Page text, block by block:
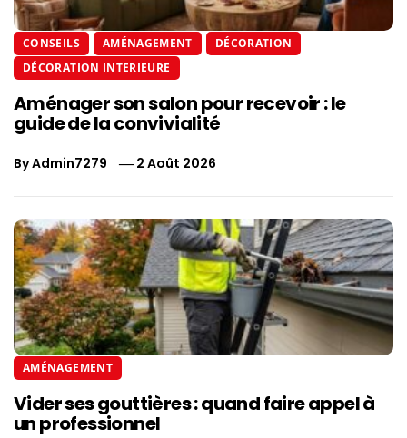
CONSEILS AMÉNAGEMENT
DÉCORATION
DÉCORATION INTERIEURE
Aménager son salon pour recevoir : le
guide de la convivialité
ByAdmin7279 2 Août 2026
AMÉNAGEMENT
Vider ses gouttières : quand faire appel à
un professionnel